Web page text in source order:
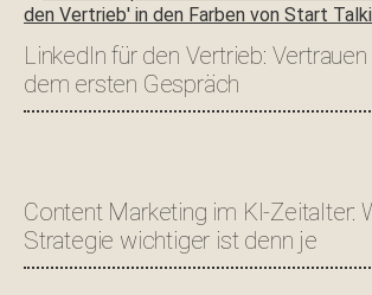
LinkedIn für den Vertrieb:
dem ersten Gespräch
Content Marketing im KI-Zeitalter:
Strategie wichtiger ist denn je